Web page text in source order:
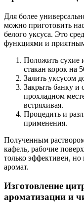
Для более
можно приготовить
белого уксуса. Это
функциями и
Положить сухие
стакан корок на
Залить уксусом
Закрыть банку и
прохладном
встряхивая.
Процедить и
применения.
Полученным
кафель, рабочие
только эффективен,
аромат.
Изготовление
ароматизации и